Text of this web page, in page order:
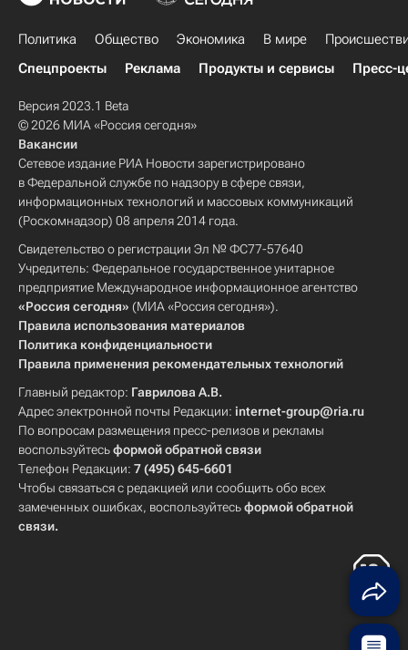
Политика Общество Экономика В мире
Спецпроекты
Реклама Продукты и сервисы Пресс-
Версия 2023.1 Beta
© 2026 МИА «Россия сегодня»
Вакансии
Сетевое издание РИА Новости зарегистрировано
в Федеральной службе по надзору в сфере связи,
информационных технологий и массовых коммуникаций
(Роскомнадзор) 08 апреля 2014 года.
Свидетельство о регистрации Эл № ФС77-57640
Учредитель: Федеральное государственное унитарное
предприятие Международное информационное агентство
«Россия сегодня» (МИА «Россия сегодня»).
Правила использования материалов
Политика конфиденциальности
Правила применения рекомендательных технологий
Главный редактор: Гаврилова А.В.
Адрес электронной почты Редакции: internet-group@ria.ru
По вопросам размещения пресс-релизов и рекламы
воспользуйтесьформой обратной связи
Телефон Редакции: 7 (495) 645-6601
Чтобы связаться с редакцией или сообщить обо всех
замеченных ошибках, воспользуйтесьформой обратной
связи.